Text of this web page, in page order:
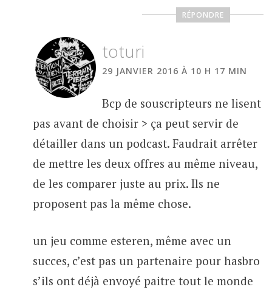
RÉPONDRE
toturi
29 JANVIER 2016 À 10 H 17 MIN
Bcp de souscripteurs ne lisent
pas avant de choisir > ça peut servir de
détailler dans un podcast. Faudrait arrêter
de mettre les deux offres au même niveau,
de les comparer juste au prix. Ils ne
proposent pas la même chose.
un jeu comme esteren, même avec un
succes, c’est pas un partenaire pour hasbro
s’ils ont déjà envoyé paitre tout le monde